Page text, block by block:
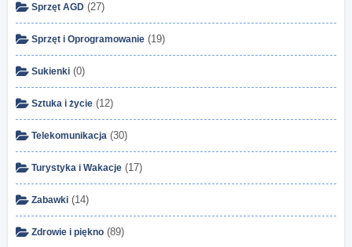
Sprzęt AGD (27)
Sprzęt i Oprogramowanie (19)
Sukienki (0)
Sztuka i życie (12)
Telekomunikacja (30)
Turystyka i Wakacje (17)
Zabawki (14)
Zdrowie i piękno (89)